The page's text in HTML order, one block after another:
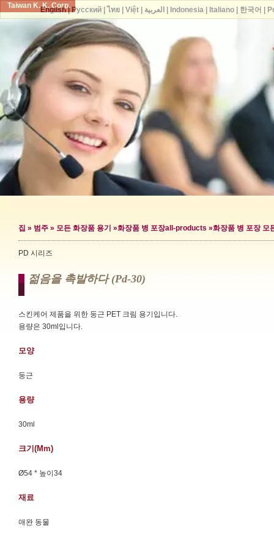
Taiwan K. K. Corp.
집 » 범주 » 모든 화장품 용기 »화장품 병 포장all-products »화장품 병 포장 모
PD 시리즈
젊음을 촉발하다 (pd-30)
스킨케어 제품을 위한 둥근 PET 크림 용기입니다.
용량은 30ml입니다.
모양
둥근
용량
30ml
크기(mm)
Ø54 * 높이34
재료
애완 동물
English| Русский| ไทย| Việt| العربية Indonesia| Italiano| 한국어